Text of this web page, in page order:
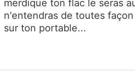
merdique ton flac le seras
n'entendras de toutes
sur ton portable...